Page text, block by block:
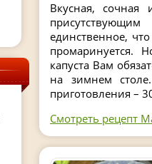
Вкусная, сочная
единственное,
промаринуется.
капуста Вам
на зимнем
приготовления –
Смотреть рецепт